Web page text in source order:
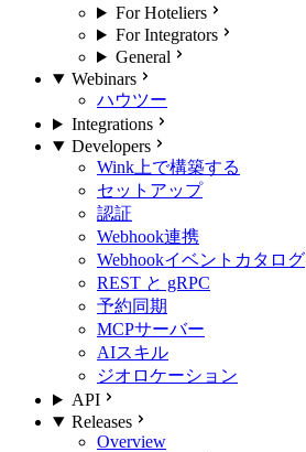
For Hoteliers
For Integrators
General
Webinars
ハウツー
Integrations
Developers
Wink上で構築する
セットアップ
認証
Webhook連携
Webhookイベントカタログ
REST と gRPC
予約同期
MCPサーバー
AIスキル
ジオロケーション
API
Releases
Overview